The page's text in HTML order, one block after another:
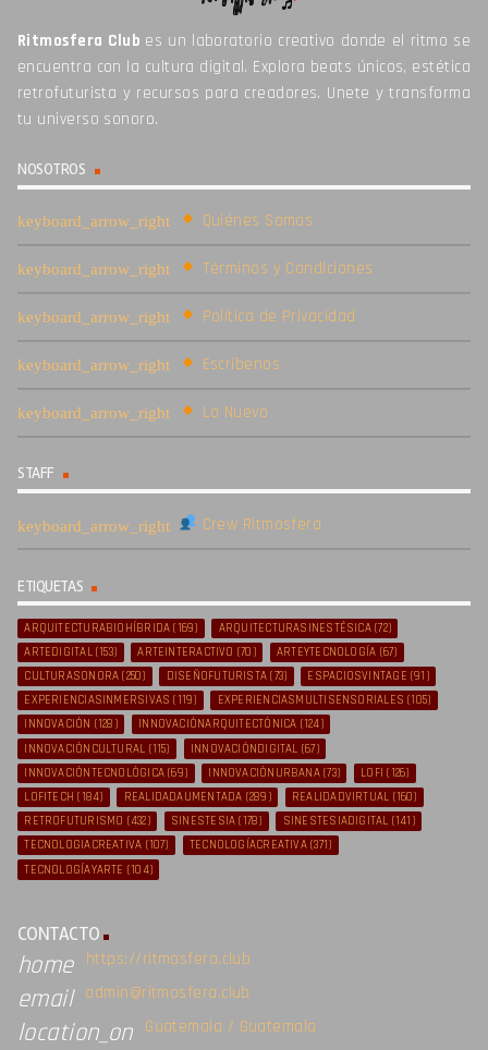
Ritmosfera Club es un laboratorio creativo donde el ritmo se
encuentra con la cultura digital. Explora beats únicos, estética
retrofuturista y recursos para creadores. Unete y transforma
tu universo sonoro.
NOSOTROS
Quiénes Somos
Términos y Condiciones
Política de Privacidad
Escríbenos
Lo Nuevo
STAFF
Crew Ritmosfera
ETIQUETAS
ARQUITECTURABIOHÍBRIDA (169) ARQUITECTURASINESTÉSICA(72)
ARTEDIGITAL(153) ARTEINTERACTIVO (70) ARTEYTECNOLOGÍA (67)
CULTURASONORA (250) DISEÑOFUTURISTA (73) ESPACIOSVINTAGE (91)
EXPERIENCIASINMERSIVAS (119) EXPERIENCIASMULTISENSORIALES (105)
INNOVACIÓN (128) INNOVACIÓNARQUITECTÓNICA (124)
INNOVACIÓNCULTURAL (115) INNOVACIÓNDIGITAL (67)
INNOVACIÓNTECNOLÓGICA (69) INNOVACIÓNURBANA(73) LOFI (126)
LOFITECH (184) REALIDADAUMENTADA (289) REALIDADVIRTUAL (160)
RETROFUTURISMO (432) SINESTESIA (178) SINESTESIADIGITAL (141)
TECNOLOGIACREATIVA (107) TECNOLOGÍACREATIVA(371)
TECNOLOGÍAYARTE (104)
CONTACTO
home https://ritmosfera.club
email admin@ritmosfera.club
location_on Guatemala / Guatemala